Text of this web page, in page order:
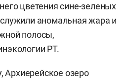
цветения сине-зеленых
аномальная жара и
полосы,
РТ.
Архиерейское озеро